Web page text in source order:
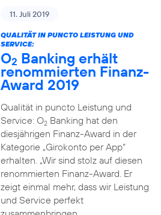
11. Juli 2019
QUALITÄT IN PUNCTO LEISTUNG UND
SERVICE:
O2 Banking erhält
renommierten Finanz-
Award 2019
Qualität in puncto Leistung und
Service: O2Banking hat den
diesjährigen Finanz-Award in der
Kategorie „Girokonto per App“
erhalten. „Wir sind stolz auf diesen
renommierten Finanz-Award. Er
zeigt einmal mehr, dass wir Leistung
und Service perfekt